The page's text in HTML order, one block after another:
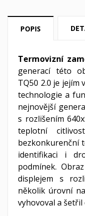
POPIS
Termovizní
generací této
TQ50 2.0 je jejím
technologie a
nejnovější
s rozlišením
teplotní
bezkonkurenční
identifikaci i
podmínek.
displejem s
několik úrovní
vyhovoval a šetřil